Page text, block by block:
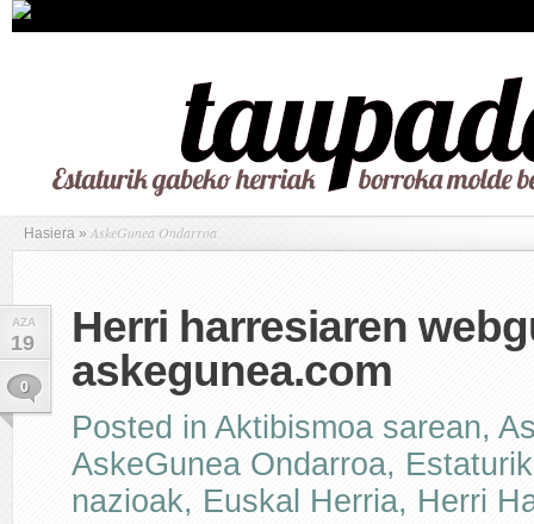
Hasiera » AskeGunea Ondarroa
AZA
19
0
Herri harresiaren
askegunea.com
Posted in Aktibismoa sarean,
AskeGunea Ondarroa,
nazioak, Euskal Herria, Herri